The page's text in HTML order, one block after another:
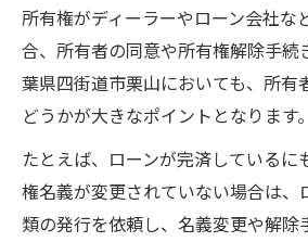
所有権がディーラーやローン会社な
合、所有者の同意や所有権解除手続
葉県四街道市栗山においても、所有
どうかが大きなポイントとなります。
たとえば、ローンが完済しているに
権名義が変更されていない場合は、
類の発行を依頼し、名義変更や解除